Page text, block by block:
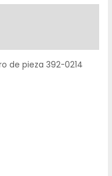
de pieza 392-0214